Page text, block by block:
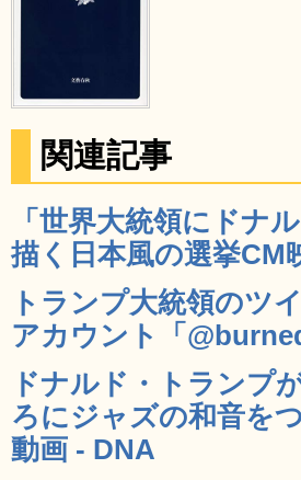
関連記事
「世界大統領にドナ
描く日本風の選挙CM
トランプ大統領のツ
アカウント「
ドナルド・トランプ
ろにジャズの和音を
動画 - DNA